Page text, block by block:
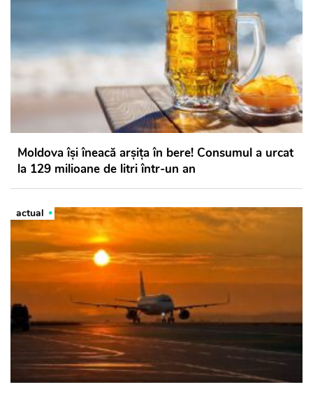
Moldova își îneacă arșița în bere! Consumul a urcat
la 129 milioane de litri într-un an
actual